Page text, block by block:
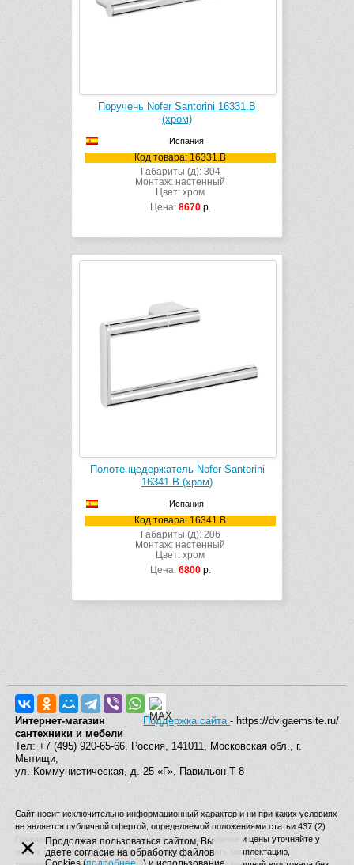
Поручень Nofer Santorini 16331.B
(хром)
Испания
Код товара: 16331.B
Габариты (д): 304
Монтаж: настенный
Цвет: хром
Цена: 8670р.
Полотенцедержатель Nofer Santorini
16341.B (хром)
Испания
Код товара: 16341.B
Габариты (д): 206
Монтаж: настенный
Цвет: хром
Цена: 6800р.
Поддержка сайта- https://dvigaemsite.ru/
Интернет-магазин
сантехники и мебели
Тел: +7 (495) 920-65-66, Россия, 141011, Московская обл., г.
Мытищи,
ул. Коммунистическая, д. 25 «Г», Павильон Т-8
Сайт носит исключительно информационный характер и ни при каких условиях
не является публичной офертой, определяемой положениями статьи 437 (2)
Гражданского кодекса Российской Федерации. Наличие и цены уточняйте у
наших операторов. Производитель вправе изменять комплектацию,
×
Продолжая пользоваться сайтом, Вы
даете согласие на обработку файлов